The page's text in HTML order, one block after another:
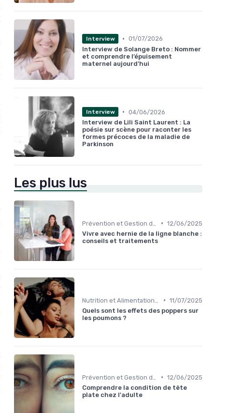
Interview • 01/07/2026
Interview de Solange Breto : Nommer
et comprendre l’épuisement
maternel aujourd’hui
Interview • 04/06/2026
Interview de Lili Saint Laurent : La
poésie sur scène pour raconter les
formes précoces de la maladie de
Parkinson
Les plus lus
• 12/06/2025
Vivre avec hernie de la ligne blanche :
conseils et traitements
• 11/07/2025
Quels sont les effets des poppers sur
les poumons ?
• 12/06/2025
Comprendre la condition de tête
plate chez l'adulte